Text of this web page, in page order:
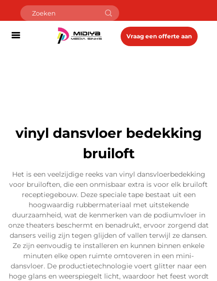
Vraag een offerte aan
vinyl dansvloer bedekking
bruiloft
Het is een veelzijdige reeks van vinyl dansvloerbedekking
voor bruiloften, die een onmisbaar extra is voor elk bruiloft
receptiegebouw. Deze speciale tape bestaat uit een
hoogwaardig rubbermateriaal met uitstekende
duurzaamheid, wat de kenmerken van de podiumvloer in
onze theaters beschermt en benadrukt, ervoor zorgend dat
dansers veilig zijn tegen glijden of vallen terwijl ze dansen.
Ze zijn eenvoudig te installeren en kunnen binnen enkele
minuten elke open ruimte omtoveren in een mini-
dansvloer. De productietechnologie voert glitter naar een
hoge glans en weerspiegelt licht, waardoor het feest wordt